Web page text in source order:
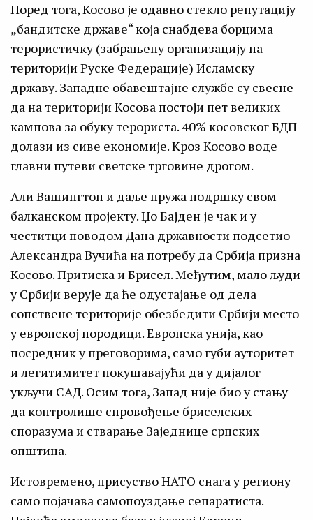
Поред тога, Косово је одавно стекло репутацију
„бандитске државе“ која снабдева борцима
терористичку (забрањену организацију на
територији Руске Федерације) Исламску
државу. Западне обавештајне службе су свесне
да на територији Косова постоји пет великих
кампова за обуку терориста. 40% косовског БДП
долази из сиве економије. Кроз Косово воде
главни путеви светске трговине дрогом.
Али Вашингтон и даље пружа подршку свом
балканском пројекту. Џо Бајден је чак и у
честитци поводом Дана државности подсетио
Александра Вучића на потребу да Србија призна
Косово. Притиска и Брисел. Међутим, мало људи
у Србији верује да ће одустајање од дела
сопствене територије обезбедити Србији место
у европској породици. Европска унија, као
посредник у преговорима, само губи ауторитет
и легитимитет покушавајући да у дијалог
укључи САД. Осим тога, Запад није био у стању
да контролише спровођење бриселских
споразума и стварање Заједнице српских
општина.
Истовремено, присуство НАТО снага у региону
само појачава самопоуздање сепаратиста.